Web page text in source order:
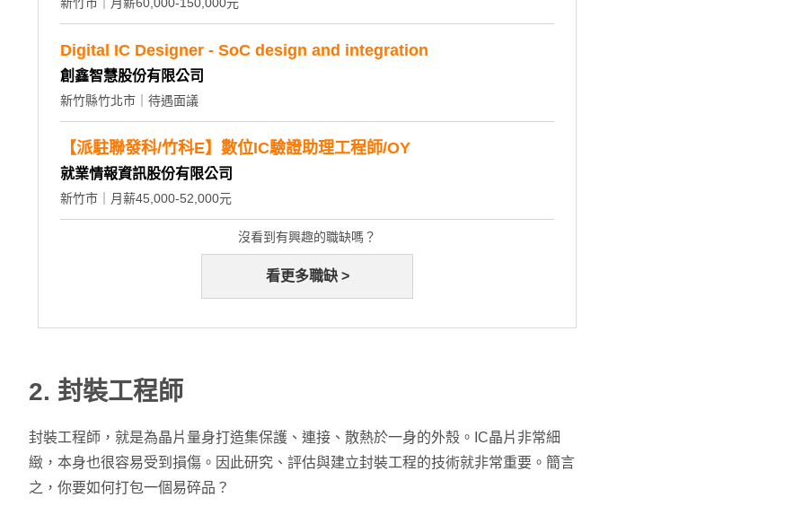
Digital IC Designer - SoC design and integration
創鑫智慧股份有限公司
新竹縣竹北市｜待遇面議
【派駐聯發科/竹科E】數位IC驗證助理工程師/OY
就業情報資訊股份有限公司
新竹市｜月薪45,000-52,000元
沒看到有興趣的職缺嗎？
看更多職缺 >
2. 封裝工程師
封裝工程師，就是為晶片量身打造集保護、連接、散熱於一身的外殼。IC晶片非常細
緻，本身也很容易受到損傷。因此研究、評估與建立封裝工程的技術就非常重要。簡言
之，你要如何打包一個易碎品？